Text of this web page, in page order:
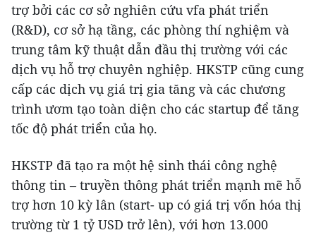
trợ bởi các cơ sở nghiên cứu vfa phát triển
(R&D), cơ sở hạ tầng, các phòng thí nghiệm và
trung tâm kỹ thuật dẫn đầu thị trường với các
dịch vụ hỗ trợ chuyên nghiệp. HKSTP cũng cung
cấp các dịch vụ giá trị gia tăng và các chương
trình ươm tạo toàn diện cho các startup để tăng
tốc độ phát triển của họ.
HKSTP đã tạo ra một hệ sinh thái công nghệ
thông tin – truyền thông phát triển mạnh mẽ hỗ
trợ hơn 10 kỳ lân (start- up có giá trị vốn hóa thị
trường từ 1 tỷ USD trở lên), với hơn 13.000